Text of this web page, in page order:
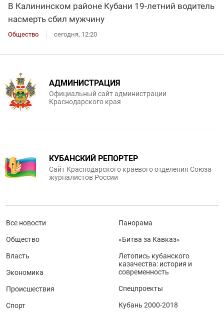
В Калининском районе Кубани 19-летний водитель
насмерть сбил мужчину
Общество сегодня, 12:20
АДМИНИСТРАЦИЯ
Официальный сайт администрации
Краснодарского края
КУБАНСКИЙ РЕПОРТЕР
Сайт Краснодарского краевого отделения Союза
журналистов России
Все новости
Общество
Власть
Экономика
Происшествия
Спорт
Панорама
«Битва за Кавказ»
Летопись кубанского
казачества: история и
современность
Спецпроекты
Кубань 2000-2018